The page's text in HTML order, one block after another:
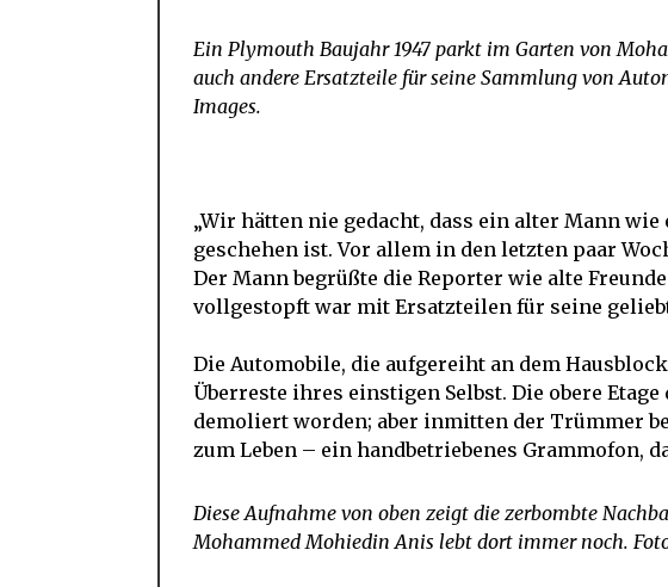
Ein Plymouth Baujahr 1947 parkt im Garten von
auch andere Ersatzteile für seine Sammlung von
Images.
„Wir hätten nie gedacht, dass ein alter Mann
geschehen ist. Vor allem in den letzten paar
Der Mann begrüßte die Reporter wie alte
vollgestopft war mit Ersatzteilen für seine
Die Automobile, die aufgereiht an dem
Überreste ihres einstigen Selbst. Die obere
demoliert worden; aber inmitten der Trümmer
zum Leben – ein handbetriebenes Grammofon,
Diese Aufnahme von oben zeigt die zerbombte
Mohammed Mohiedin Anis lebt dort immer noch.